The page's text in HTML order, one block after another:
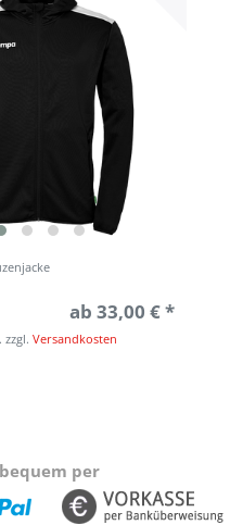
ab 33,00 € *
zzgl.Versandkosten
per